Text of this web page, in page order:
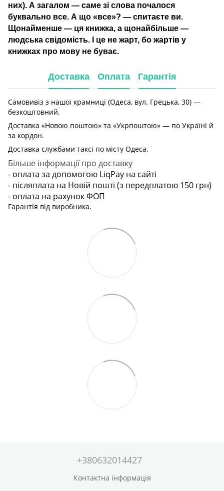
них). А загалом — саме зі слова почалося
буквально все. А що «все»? — спитаєте ви.
Щонайменше — ця книжка, а щонайбільше —
людська свідомість. І це не жарт, бо жартів у
книжках про мову не буває.
Доставка Оплата Гарантія
Самовивіз з нашої крамниці (Одеса, вул. Грецька, 30) —
безкоштовний.
Доставка «Новою поштою» та «Укрпоштою» — по Україні й
за кордон.
Доставка службами таксі по місту Одеса.
Більше інформації про доставку
- оплата за допомогою LiqPay на сайті
- післяплата на Новій пошті (з передплатою 150 грн)
- оплата на рахунок ФОП
Гарантія від виробника.
+380632014427
Контактна інформація